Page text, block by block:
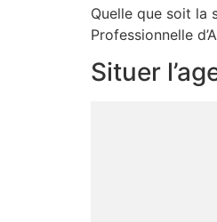
Quelle que soit la
Professionnelle
Situer